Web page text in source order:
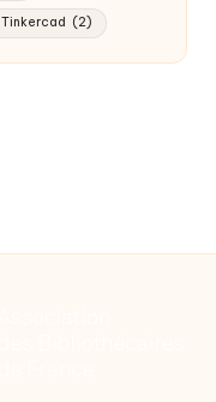
Tinkercad (2)